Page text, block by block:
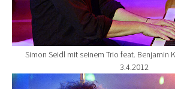
Simon Seidl mit seinem Trio feat. Benjamin
3.4.2012
Show larger version for: